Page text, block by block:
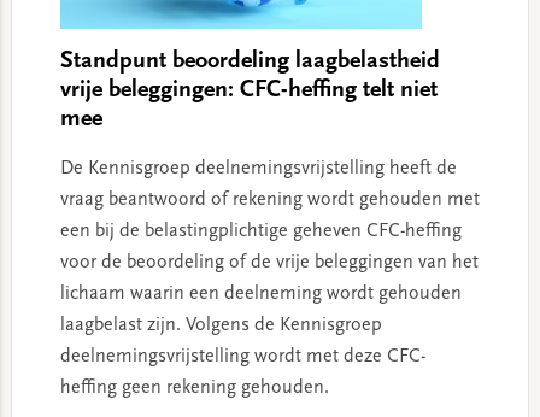
Standpunt beoordeling laagbelastheid
vrije beleggingen: CFC-heffing telt niet
mee
De Kennisgroep deelnemingsvrijstelling heeft de
vraag beantwoord of rekening wordt gehouden met
een bij de belastingplichtige geheven CFC-heffing
voor de beoordeling of de vrije beleggingen van het
lichaam waarin een deelneming wordt gehouden
laagbelast zijn. Volgens de Kennisgroep
deelnemingsvrijstelling wordt met deze CFC-
heffing geen rekening gehouden.